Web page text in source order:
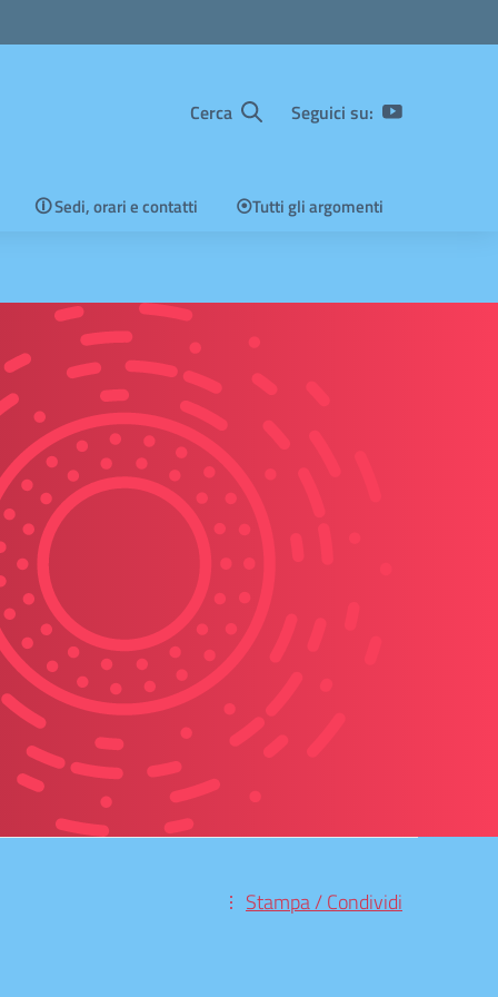
Cerca Seguici su:
🛈 Sedi, orari e contatti ⦿Tutti gli argomenti
Stampa / Condividi